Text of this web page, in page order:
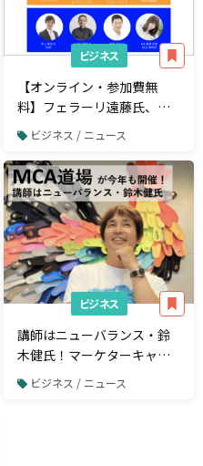
ビジネス
【オンライン・参加費無
料】フェラーリ遠藤氏、ソ
フトバンク井上氏、KDDI井
上氏が登壇！トップマーケ
ターとキャリアを議論でき
るセミナーが開催
ビジネス / ニュース
ビジネス
講師はニューバランス・鈴
木健氏！マーケターキャリ
ア協会、今年もキャリアア
ップのための「MCA 道場」
ビジネス / ニュース